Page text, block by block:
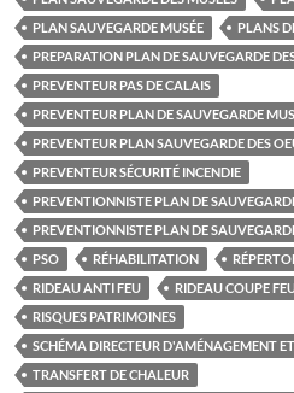
PLAN SAUVEGARDE MUSÉE
PLANS
PREPARATION PLAN DE SAUVEGARDE
PREVENTEUR PAS DE CALAIS
PREVENTEUR PLAN DE SAUVEGARDE
PREVENTEUR PLAN SAUVEGARDE DES
PREVENTEUR SÉCURITÉ INCENDIE
PREVENTIONNISTE PLAN DE
PREVENTIONNISTE PLAN DE
PSO
RÉHABILITATION
RIDEAU ANTI FEU
RIDEAU COUPE
RISQUES PATRIMOINES
SCHÉMA DIRECTEUR D'AMÉNAGEMENT
TRANSFERT DE CHALEUR